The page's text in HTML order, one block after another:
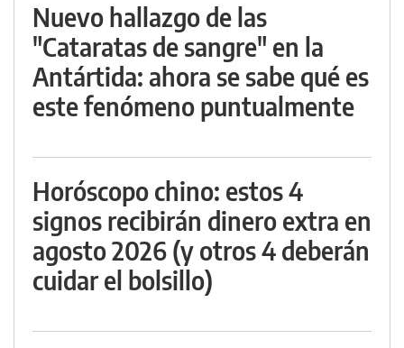
Nuevo hallazgo de las
"Cataratas de sangre" en la
Antártida: ahora se sabe qué es
este fenómeno puntualmente
Horóscopo chino: estos 4
signos recibirán dinero extra en
agosto 2026 (y otros 4 deberán
cuidar el bolsillo)